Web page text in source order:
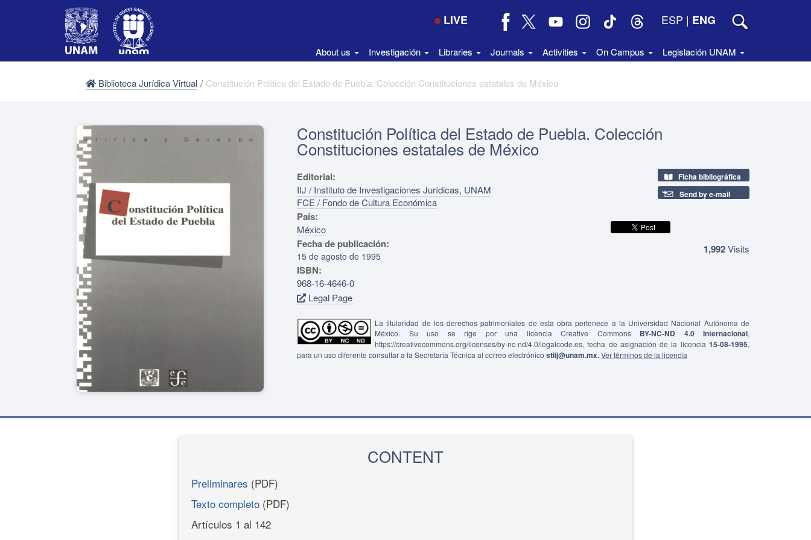
LIVE ESP | ENG
About us Investigación Libraries Journals Activities On Campus Legislación UNAM
Biblioteca Jurídica Virtual / Constitución Política del Estado de Puebla. Colección Constituciones estatales de México
Constitución Política del Estado de Puebla. Colección
Constituciones estatales de México
Editorial:
IIJ / Instituto de Investigaciones Jurídicas, UNAM
FCE / Fondo de Cultura Económica
País:
México
Fecha de publicación:
15 de agosto de 1995
ISBN:
968-16-4646-0
Legal Page
Ficha bibliográfica
Send by e-mail
1,992Visits
La titularidad de los derechos patrimoniales de esta obra pertenece a la Universidad Nacional Autónoma de
México. Su uso se rige por una licencia Creative Commons BY-NC-ND 4.0 Internacional,
https://creativecommons.org/licenses/by-nc-nd/4.0/legalcode.es, fecha de asignación de la licencia 15-08-1995,
para un uso diferente consultar a la Secretaria Técnica al correo electrónico stiij@unam.mx.Ver términos de la licencia
CONTENT
Preliminares (PDF)
Texto completo (PDF)
Artículos 1 al 142